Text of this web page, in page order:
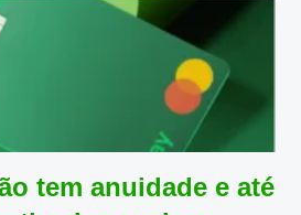
tem anuidade e até